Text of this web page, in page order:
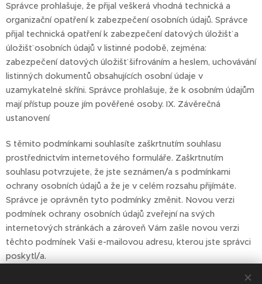
Správce prohlašuje, že přijal veškerá vhodná technická a
organizační opatření k zabezpečení osobních údajů. Správce
přijal technická opatření k zabezpečení datových úložišť a
úložišť osobních údajů v listinné podobě, zejména:
zabezpečení datových úložišť šifrováním a heslem, uchovávání
listinných dokumentů obsahujících osobní údaje v
uzamykatelné skříni. Správce prohlašuje, že k osobním údajům
mají přístup pouze jím pověřené osoby. IX. Závěrečná
ustanovení
S těmito podmínkami souhlasíte zaškrtnutím souhlasu
prostřednictvím internetového formuláře. Zaškrtnutím
souhlasu potvrzujete, že jste seznámen/a s podmínkami
ochrany osobních údajů a že je v celém rozsahu přijímáte.
Správce je oprávněn tyto podmínky změnit. Novou verzi
podmínek ochrany osobních údajů zveřejní na svých
internetových stránkách a zároveň Vám zašle novou verzi
těchto podmínek Vaši e-mailovou adresu, kterou jste správci
poskytl/a.